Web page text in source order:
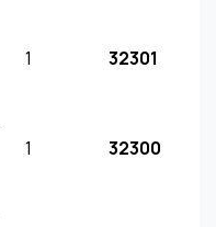
1 32301
1 32300